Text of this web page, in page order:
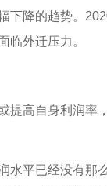
下降的趋势。
临外迁压力。
高自身利润率
平已经没有那